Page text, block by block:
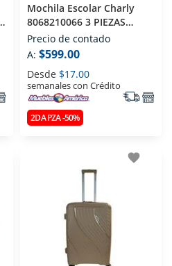
Mochila Escolar Charly
8068210066 3 PIEZAS
Marino
Precio de contado
A: $599.00
Desde $17.00
semanales con Crédito
2DA PZA -50%
favorite